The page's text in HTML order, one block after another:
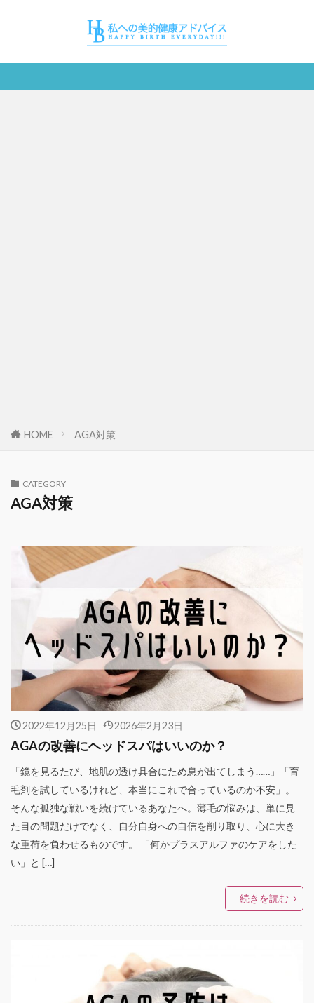
HOME AGA対策
CATEGORY
AGA対策
2022年12月25日 2026年2月23日
AGAの改善にヘッドスパはいいのか？
「鏡を見るたび、地肌の透け具合にため息が出てしまう……」「育
毛剤を試しているけれど、本当にこれで合っているのか不安」。
そんな孤独な戦いを続けているあなたへ。薄毛の悩みは、単に見
た目の問題だけでなく、自分自身への自信を削り取り、心に大き
な重荷を負わせるものです。 「何かプラスアルファのケアをした
い」と […]
続きを読む